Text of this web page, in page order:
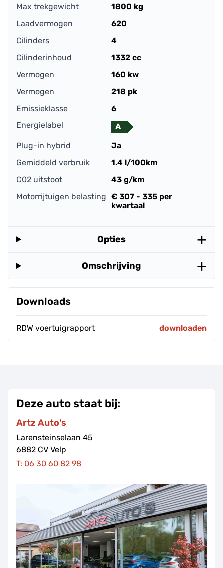
Max trekgewicht
1800 kg
Laadvermogen
620
Cilinders
4
Cilinderinhoud
1332 cc
Vermogen
160 kw
Vermogen
218 pk
Emissieklasse
6
Energielabel
A
Plug-in hybrid
Ja
Gemiddeld verbruik
1.4 l/100km
C02 uitstoot
43 g/km
Motorrijtuigen belasting
€ 307 - 335 per
kwartaal
Opties
Omschrijving
Downloads
RDW voertuigrapport downloaden
Deze auto staat bij:
Artz Auto's
Larensteinselaan 45
6882 CV Velp
T: 06 30 60 82 98